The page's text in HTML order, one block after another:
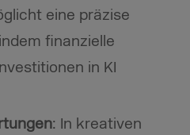
eine präzise
finanzielle
in KI
: In kreativen